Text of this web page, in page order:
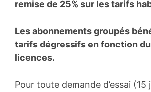
remise de 25% sur les tarifs
Les abonnements groupés
tarifs dégressifs en fonction
licences.
Pour toute demande d’essai (15